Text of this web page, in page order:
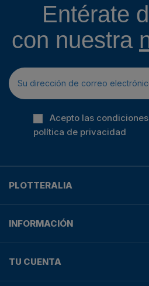
Entérate
con nuestra
Acepto las
política de privacidad
PLOTTERALIA
INFORMACIÓN
TU CUENTA